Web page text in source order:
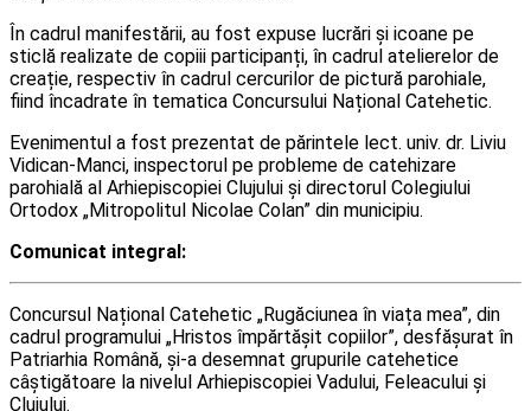
În cadrul manifestării, au fost expuse lucrări și icoane pe
sticlă realizate de copiii participanți, în cadrul atelierelor de
creație, respectiv în cadrul cercurilor de pictură parohiale,
fiind încadrate în tematica Concursului Național Catehetic.
Evenimentul a fost prezentat de părintele lect. univ. dr. Liviu
Vidican-Manci, inspectorul pe probleme de catehizare
parohială al Arhiepiscopiei Clujului și directorul Colegiului
Ortodox „Mitropolitul Nicolae Colan” din municipiu.
Comunicat integral:
Concursul Național Catehetic „Rugăciunea în viața mea”, din
cadrul programului „Hristos împărtășit copiilor”, desfășurat în
Patriarhia Română, și-a desemnat grupurile catehetice
câștigătoare la nivelul Arhiepiscopiei Vadului, Feleacului și
Clujului.